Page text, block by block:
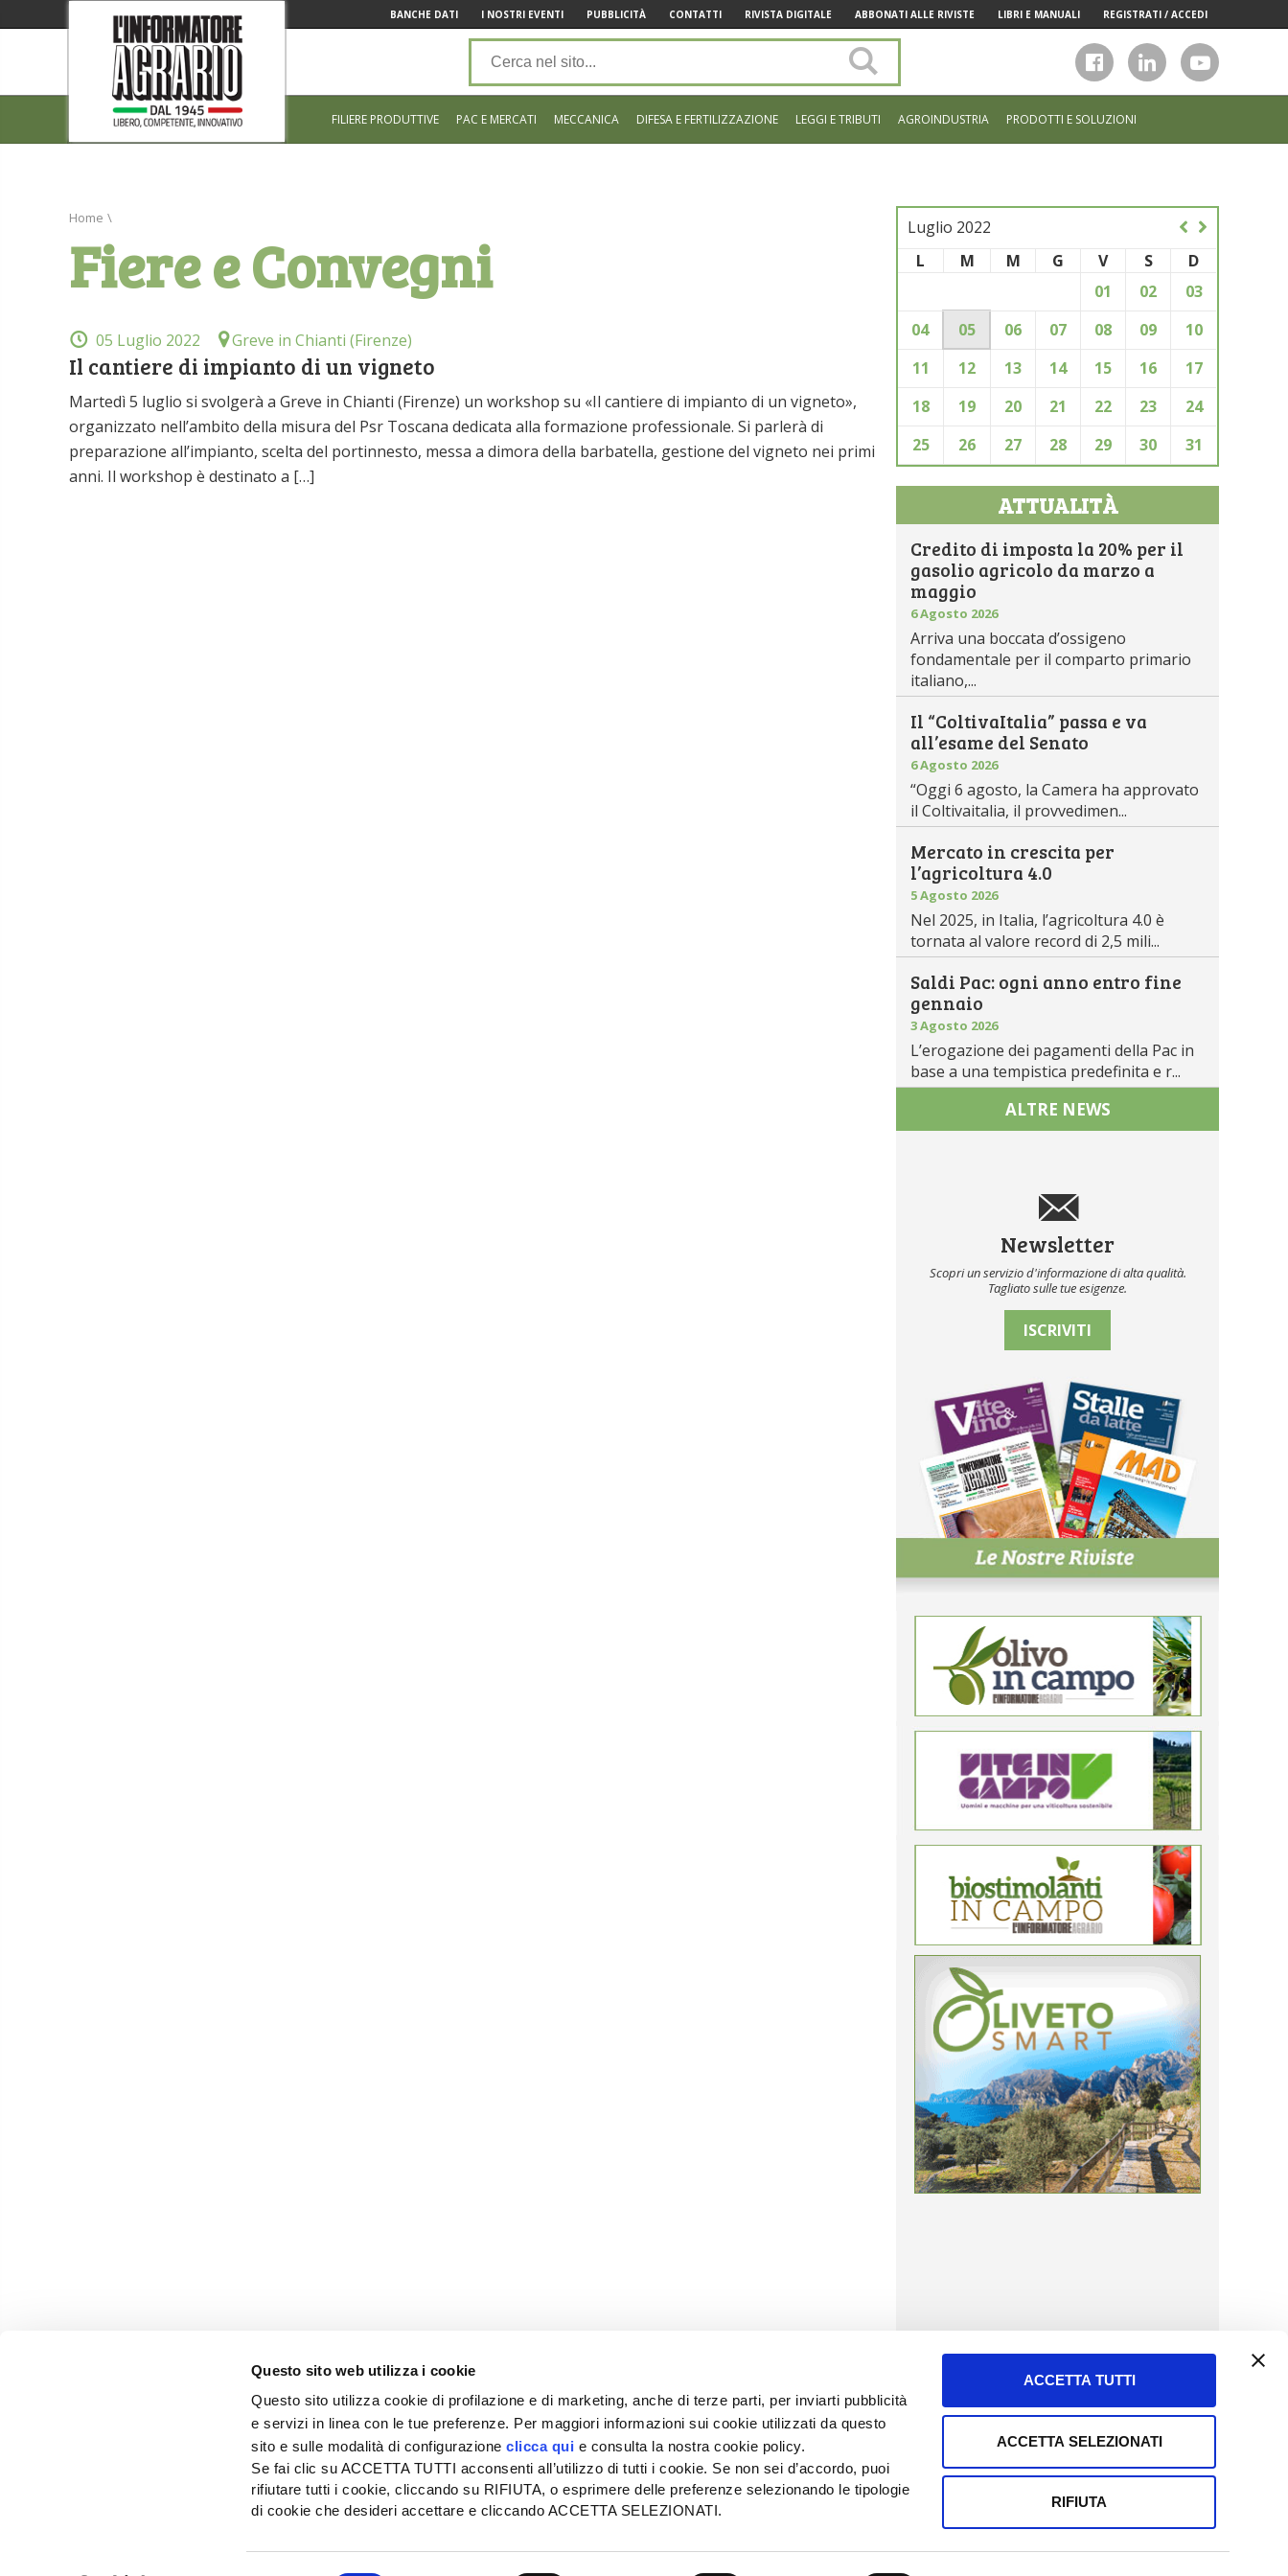
Questo sito web utilizza i cookie
Questo sito utilizza cookie di profilazione e di marketing, anche di terze parti, per inviarti pubblicità
e servizi in linea con le tue preferenze. Per maggiori informazioni sui cookie utilizzati da questo
sito e sulle modalità di configurazioneclicca qui e consulta la nostra cookie policy.
Se fai clic su ACCETTA TUTTI acconsenti all’utilizzo di tutti i cookie. Se non sei d’accordo, puoi
rifiutare tutti i cookie, cliccando su RIFIUTA, o esprimere delle preferenze selezionando le tipologie
di cookie che desideri accettare e cliccando ACCETTA SELEZIONATI.
ACCETTA TUTTI
ACCETTA SELEZIONATI
RIFIUTA
BANCHE DATI I NOSTRI EVENTI PUBBLICITÀ CONTATTI RIVISTA DIGITALE ABBONATI ALLE RIVISTE LIBRI E MANUALI REGISTRATI / ACCEDI
sito
FILIERE PRODUTTIVE PAC E MERCATI MECCANICA DIFESA E FERTILIZZAZIONE LEGGI E TRIBUTI AGROINDUSTRIA PRODOTTI E SOLUZIONI
Home \
Fiere e Convegni
05 Luglio 2022 Greve in Chianti (Firenze)
Il cantiere di impianto di un vigneto
Martedì 5 luglio si svolgerà a Greve in Chianti (Firenze) un workshop su «Il cantiere di impianto di un vigneto»,
organizzato nell’ambito della misura del Psr Toscana dedicata alla formazione professionale. Si parlerà di
preparazione all’impianto, scelta del portinnesto, messa a dimora della barbatella, gestione del vigneto nei primi
anni. Il workshop è destinato a […]
Luglio 2022
L
M M G V S
D
01
02
03
04
05 06 07 08 09
10
11
12 13 14 15 16
17
18
19 20 21 22 23
24
25
26 27 28 29 30 31
ATTUALITÀ
Credito di imposta la 20% per il
gasolio agricolo da marzo a
maggio
6 Agosto 2026
Arriva una boccata d’ossigeno
fondamentale per il comparto primario
italiano,...
Il “ColtivaItalia” passa e va
all’esame del Senato
6 Agosto 2026
“Oggi 6 agosto, la Camera ha approvato
il Coltivaitalia, il provvedimen...
Mercato in crescita per
l’agricoltura 4.0
5 Agosto 2026
Nel 2025, in Italia, l’agricoltura 4.0 è
tornata al valore record di 2,5 mili...
Saldi Pac: ogni anno entro fine
gennaio
3 Agosto 2026
L’erogazione dei pagamenti della Pac in
base a una tempistica predefinita e r...
ALTRE NEWS
Newsletter
Scopri un servizio d'informazione di alta qualità.
Tagliato sulle tue esigenze.
ISCRIVITI
EDIZIONI L'INFORMATORE AGRARIO Srl
SEDE
Tel + 39.045.8057511
info@informatoreagrario.it
PUBBLICITÀ
Tel + 39.045.8057523
pubblicita@informatoreagrario.it
Tel + 39.045.8009480
clienti@informatoreagrario.it